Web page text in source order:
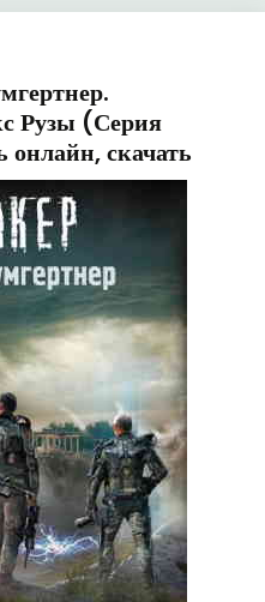
Рузы (Серия
онлайн, скачать